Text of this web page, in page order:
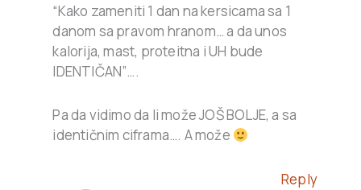
“Kako zameniti 1 dan na kersicama sa 1
danom sa pravom hranom… a da unos
kalorija, mast, proteitna i UH bude
IDENTIČAN”….
Pa da vidimo da li može JOŠ BOLJE, a sa
identičnim ciframa…. A može
Reply